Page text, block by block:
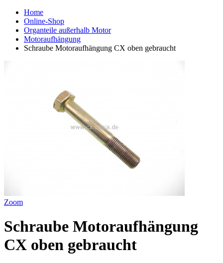
Home
Online-Shop
Organteile außerhalb Motor
Motoraufhängung
Schraube Motoraufhängung CX oben gebraucht
Zoom
Schraube Motoraufhängung
CX oben gebraucht